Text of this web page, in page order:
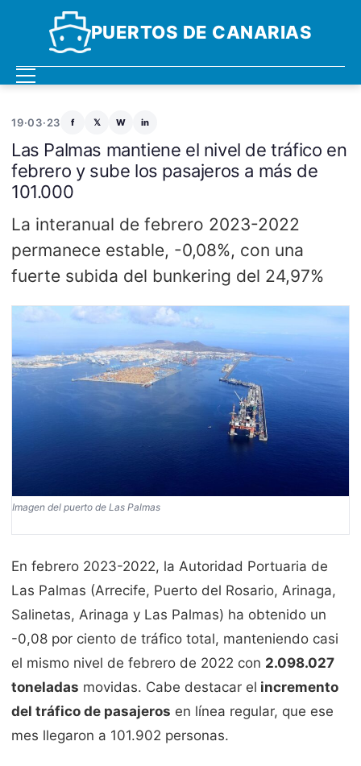
PUERTOS DE CANARIAS
19·03·23 f 𝕏 W in
Las Palmas mantiene el nivel de tráfico en
febrero y sube los pasajeros a más de
101.000
La interanual de febrero 2023-2022
permanece estable, -0,08%, con una
fuerte subida del bunkering del 24,97%
Imagen del puerto de Las Palmas
En febrero 2023-2022, la Autoridad Portuaria de
Las Palmas (Arrecife, Puerto del Rosario, Arinaga,
Salinetas, Arinaga y Las Palmas) ha obtenido un
-0,08 por ciento de tráfico total, manteniendo casi
el mismo nivel de febrero de 2022 con 2.098.027
toneladas movidas. Cabe destacar el incremento
del tráfico de pasajeros en línea regular, que ese
mes llegaron a 101.902 personas.